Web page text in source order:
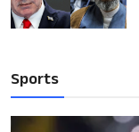
Sports